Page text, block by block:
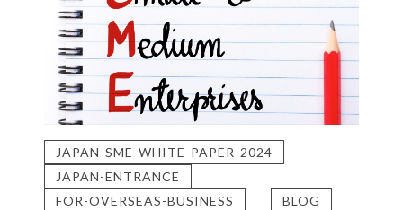
JAPAN-SME-WHITE-PAPER-2024
JAPAN-ENTRANCE
FOR-OVERSEAS-BUSINESS
BLOG